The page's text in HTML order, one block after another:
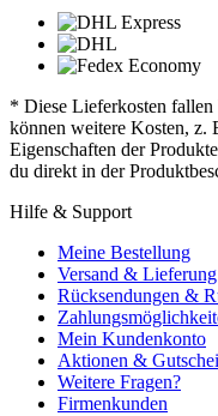
* Diese Lieferkosten fallen
können weitere Kosten, z.
Eigenschaften der
du direkt in der
Hilfe & Support
Meine Bestellung
Versand & Lieferung
Rücksendungen &
Mein Kundenkonto
Aktionen &
Weitere Fragen?
Firmenkunden